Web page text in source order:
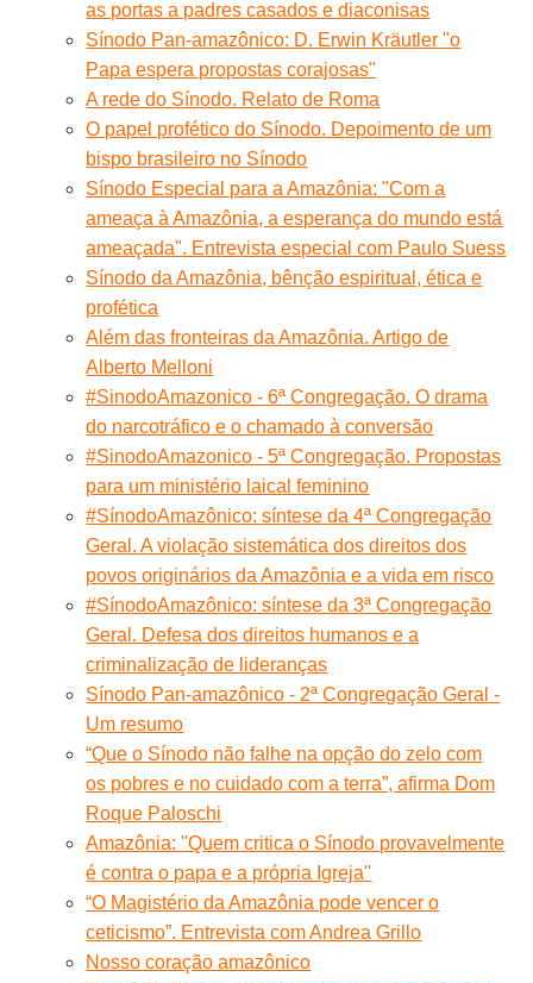
as portas a padres casados e diaconisas
Sínodo Pan-amazônico: D. Erwin Kräutler "o
Papa espera propostas corajosas"
A rede do Sínodo. Relato de Roma
O papel profético do Sínodo. Depoimento de um
bispo brasileiro no Sínodo
Sínodo Especial para a Amazônia: "Com a
ameaça à Amazônia, a esperança do mundo está
ameaçada". Entrevista especial com Paulo Suess
Sínodo da Amazônia, bênção espiritual, ética e
profética
Além das fronteiras da Amazônia. Artigo de
Alberto Melloni
#SinodoAmazonico - 6ª Congregação. O drama
do narcotráfico e o chamado à conversão
#SinodoAmazonico - 5ª Congregação. Propostas
para um ministério laical feminino
#SínodoAmazônico: síntese da 4ª Congregação
Geral. A violação sistemática dos direitos dos
povos originários da Amazônia e a vida em risco
#SínodoAmazônico: síntese da 3ª Congregação
Geral. Defesa dos direitos humanos e a
criminalização de lideranças
Sínodo Pan-amazônico - 2ª Congregação Geral -
Um resumo
“Que o Sínodo não falhe na opção do zelo com
os pobres e no cuidado com a terra”, afirma Dom
Roque Paloschi
Amazônia: ''Quem critica o Sínodo provavelmente
é contra o papa e a própria Igreja''
“O Magistério da Amazônia pode vencer o
ceticismo”. Entrevista com Andrea Grillo
Nosso coração amazônico